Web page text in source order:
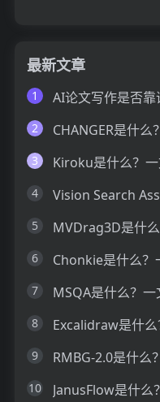
最新文章
1
2
3
4
5
6
7
8
9
10